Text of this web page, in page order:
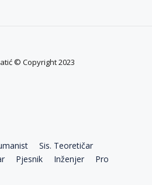
© Copyright 2023
Sis. Teoretičar
Pjesnik Inženjer
Pro